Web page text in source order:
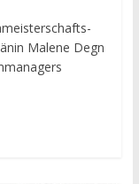
Malene Degn